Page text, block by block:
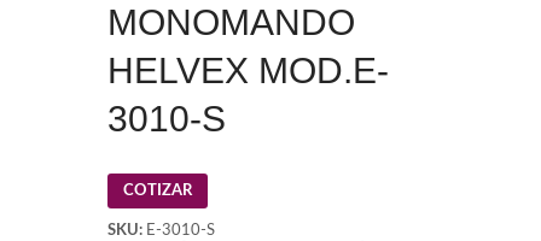
MONOMANDO
HELVEX MOD.E-
3010-S
COTIZAR
SKU: E-3010-S